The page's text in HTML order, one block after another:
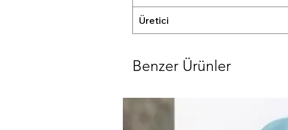
Üretici
Benzer Ürünler